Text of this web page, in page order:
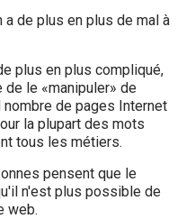
a de plus en plus de mal à
plus en plus compliqué,
le «manipuler» de
de pages Internet
la plupart des mots
tous les métiers.
pensent que le
n'est plus possible de
web.